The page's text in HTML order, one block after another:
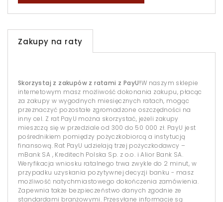
Zakupy na raty
Skorzystaj z zakupów z ratami z PayU!W naszym sklepie
internetowym masz możliwość dokonania zakupu, płacąc
za zakupy w wygodnych miesięcznych ratach, mogąc
przeznaczyć pozostałe zgromadzone oszczędności na
inny cel. Z rat PayU można skorzystać, jeżeli zakupy
mieszczą się w przedziale od 300 do 50 000 zł. PayU jest
pośrednikiem pomiędzy pożyczkobiorcą a instytucją
finansową. Rat PayU udzielają trzej pożyczkodawcy –
mBank SA , Kreditech Polska Sp. z o.o. i Alior Bank SA.
Weryfikacja wniosku ratalnego trwa zwykle do 2 minut, w
przypadku uzyskania pozytywnej decyzji banku - masz
możliwość natychmiastowego dokończenia zamówienia.
Zapewnia także bezpieczeństwo danych zgodnie ze
standardami branżowymi. Przesyłane informacje są